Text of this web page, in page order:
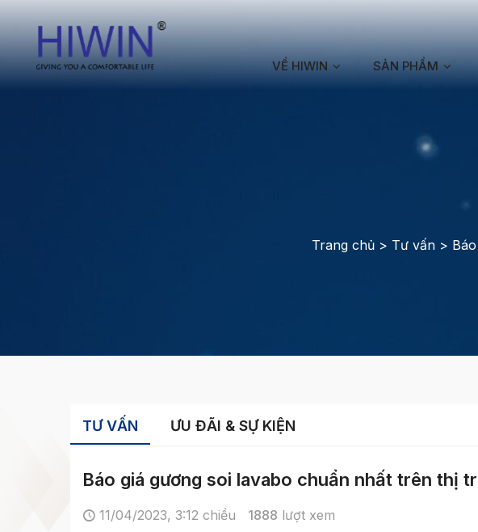
VỀ HIWIN SẢN PHẨM
Trang chủ > Tư vấn >
TƯ VẤN ƯU ĐÃI & SỰ KIỆN
Báo giá gương soi lavabo chuẩn nhất trên thị
11/04/2023, 3:12 chiều 1888 lượt xem